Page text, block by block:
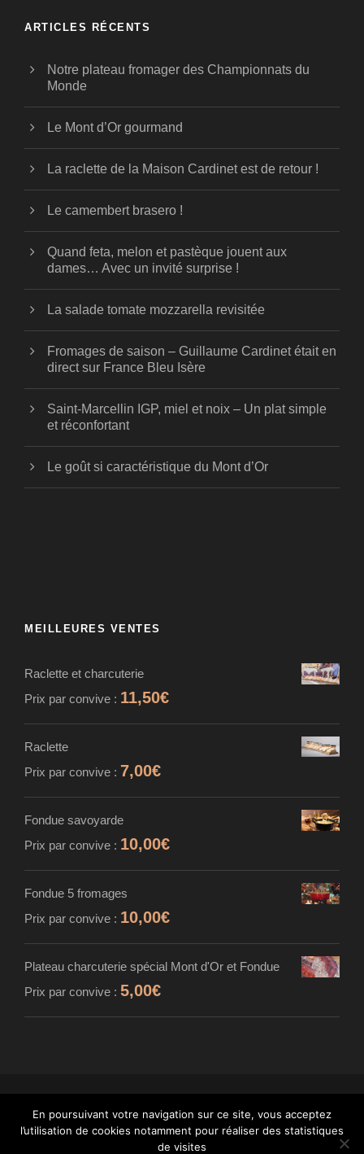
ARTICLES RÉCENTS
Notre plateau fromager des Championnats du
Monde
Le Mont d’Or gourmand
La raclette de la Maison Cardinet est de retour !
Le camembert brasero !
Quand feta, melon et pastèque jouent aux
dames… Avec un invité surprise !
La salade tomate mozzarella revisitée
Fromages de saison – Guillaume Cardinet était en
direct sur France Bleu Isère
Saint-Marcellin IGP, miel et noix – Un plat simple
et réconfortant
Le goût si caractéristique du Mont d’Or
MEILLEURES VENTES
Raclette et charcuterie
Prix par convive : 11,50€
Raclette
Prix par convive : 7,00€
Fondue savoyarde
Prix par convive : 10,00€
Fondue 5 fromages
Prix par convive : 10,00€
Plateau charcuterie spécial Mont d'Or et Fondue
Prix par convive : 5,00€
© MAISON CARDINET - FROMAGER AFFINEUR
- TOUS DROITS RÉSERVÉS - INTÉGRATION :
En poursuivant votre navigation sur ce site, vous acceptez
l’utilisation de cookies notamment pour réaliser des statistiques
de visites